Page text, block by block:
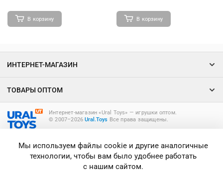
В корзину В корзину
Интернет-магазин «Ural Toys» ― игрушки оптом.
© 2007–2026Ural.Toys Все права защищены.
ИНТЕРНЕТ-МАГАЗИН
ТОВАРЫ ОПТОМ
Мы используем файлы cookie и другие аналогичные
технологии, чтобы вам было удобнее работать
с нашим сайтом.